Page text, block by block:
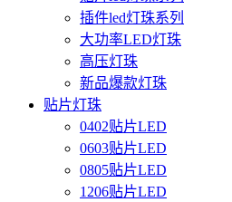
插件led灯珠系列
大功率LED灯珠
高压灯珠
新品爆款灯珠
贴片灯珠
0402贴片LED
0603贴片LED
0805贴片LED
1206贴片LED